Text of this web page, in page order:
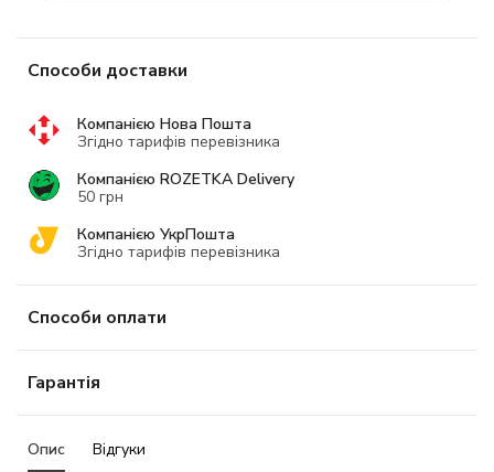
Способи доставки
Компанією Нова Пошта
Згідно тарифів перевізника
Компанією ROZETKA Delivery
50 грн
Компанією УкрПошта
Згідно тарифів перевізника
Способи оплати
Гарантія
Опис Відгуки